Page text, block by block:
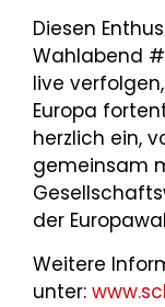
Diesen
Wahlabend
live
Europa
herzlich ein,
gemeinsam
der
Weitere
unter: